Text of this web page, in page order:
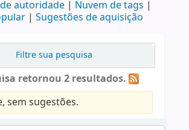
autoridade
Nuvem de tags
Sugestões de aquisição
Filtre sua pesquisa
retornou 2 resultados.
sem sugestões.